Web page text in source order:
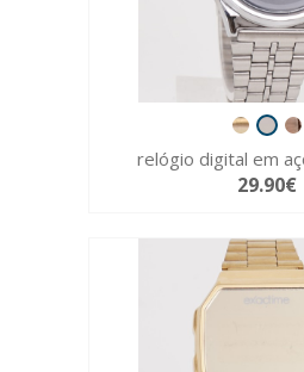
relógio digital em
29.90€